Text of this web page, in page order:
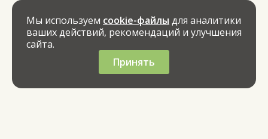
Мы используем cookie-файлы для аналитики
ваших действий, рекомендаций и улучшения
сайта.
Принять